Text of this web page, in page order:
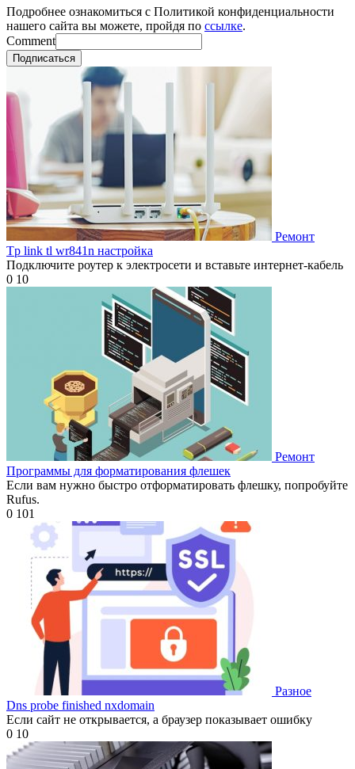
Подробнее ознакомиться с Политикой конфиденциальности
нашего сайта вы можете, пройдя по ссылке.
Comment
Подписаться
Ремонт
Tp link tl wr841n настройка
Подключите роутер к электросети и вставьте интернет-кабель
0 10
Ремонт
Программы для форматирования флешек
Если вам нужно быстро отформатировать флешку, попробуйте
Rufus.
0 101
Разное
Dns probe finished nxdomain
Если сайт не открывается, а браузер показывает ошибку
0 10